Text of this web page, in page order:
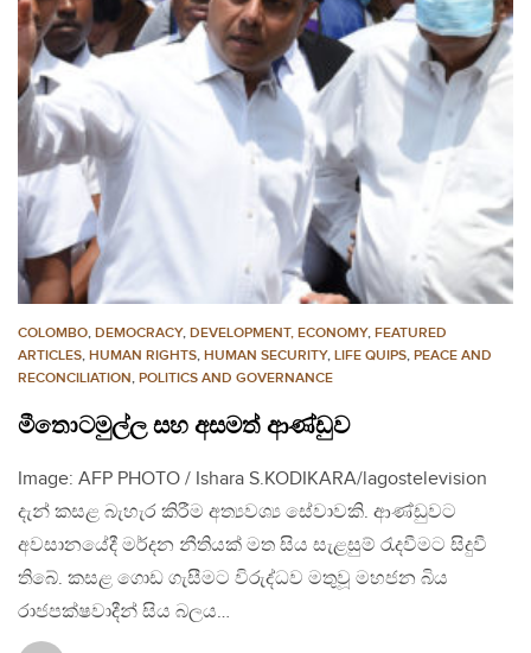
COLOMBO, DEMOCRACY, DEVELOPMENT, ECONOMY, FEATURED
ARTICLES, HUMAN RIGHTS, HUMAN SECURITY, LIFE QUIPS, PEACE AND
RECONCILIATION, POLITICS AND GOVERNANCE
මීතොටමුල්ල සහ අසමත් ආණ්ඩුව
Image: AFP PHOTO / Ishara S.KODIKARA/lagostelevision
දැන් කසළ බැහැර කිරීම අත්‍යවශ්‍ය සේවාවකි. ආණ්ඩුවට
අවසානයේදී මර්දන නීතියක් මත සිය සැළසුම් රැදවීමට සිදුවී
තිබේ. කසළ ගොඩ ගැසීමට විරුද්ධව මතුවූ මහජන බිය
රාජපක්ෂවාදීන් සිය බලය…